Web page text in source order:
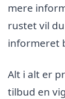
mere
rustet vil
informeret
Alt i alt er
tilbud en